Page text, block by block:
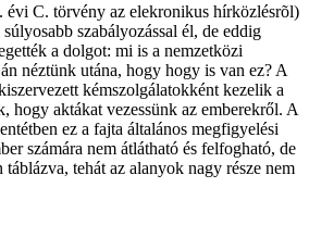
évi C. törvény az elekronikus hírközlésrõl)
szabályozással él, de eddig
a dolgot: mi is a nemzetközi
néztünk utána, hogy hogy is van ez? A
kémszolgálatokként kezelik a
hogy aktákat vezessünk az emberekről. A
ez a fajta általános megfigyelési
számára nem átlátható és felfogható, de
tehát az alanyok nagy része nem